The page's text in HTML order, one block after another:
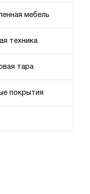
мебель
техника
тара
покрытия